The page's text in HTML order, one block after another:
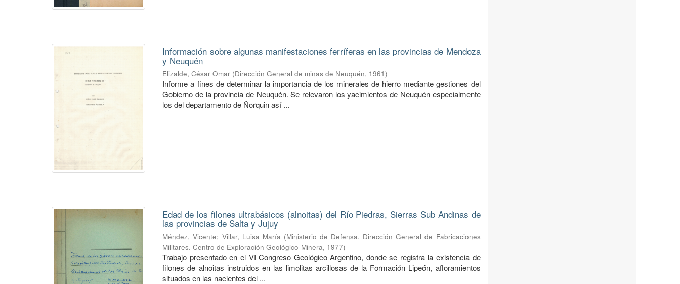
Información sobre algunas manifestaciones ferríferas en las provincias de Mendoza
y Neuquén
Elizalde, César Omar (Dirección General de minas de Neuquén, 1961)
Informe a fines de determinar la importancia de los minerales de hierro mediante gestiones del
Gobierno de la provincia de Neuquén. Se relevaron los yacimientos de Neuquén especialmente
los del departamento de Ñorquin así ...
Edad de los filones ultrabásicos (alnoitas) del Río Piedras, Sierras Sub Andinas de
las provincias de Salta y Jujuy
Méndez, Vicente; Villar, Luisa María (Ministerio de Defensa. Dirección General de Fabricaciones
Militares. Centro de Exploración Geológico-Minera, 1977)
Trabajo presentado en el VI Congreso Geológico Argentino, donde se registra la existencia de
filones de alnoitas instruidos en las limolitas arcillosas de la Formación Lipeón, afloramientos
situados en las nacientes del ...